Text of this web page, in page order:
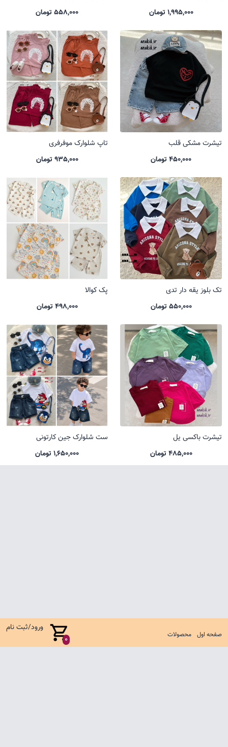
صفحه اول محصولات 0
ورود/ثبت نام
1,995,000 تومان
558,000 تومان
تیشرت مشکی قلب
450,000 تومان
تاپ شلوارک موفرفری
935,000 تومان
تک بلوز یقه دار تدی
550,000 تومان
پک کوالا
498,000 تومان
تیشرت باکسی یل
485,000 تومان
ست شلوارک جین کارتونی
1,650,000 تومان